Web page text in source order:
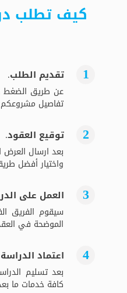
كيف تطلب
تقديم الطلب.
عن طريق الضغط
تفاصيل مشروعكم
توقيع العقود.
بعد ارسال العرض
واختيار أفضل
العمل على
سيقوم الفريق
الموضحة في
اعتماد
بعد تسليم
كافة خدمات ما